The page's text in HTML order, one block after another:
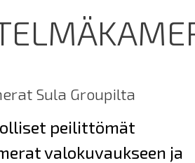
Sula Groupilta
peilittömät
valokuvaukseen ja